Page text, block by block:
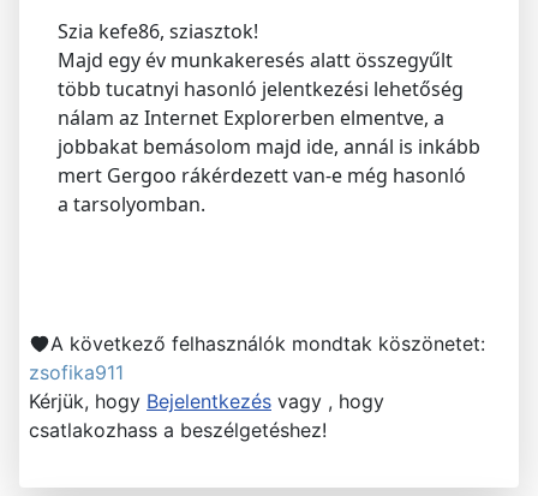
Szia kefe86, sziasztok!
Majd egy év munkakeresés alatt összegyűlt
több tucatnyi hasonló jelentkezési lehetőség
nálam az Internet Explorerben elmentve, a
jobbakat bemásolom majd ide, annál is inkább
mert Gergoo rákérdezett van-e még hasonló
a tarsolyomban.
A következő felhasználók mondtak köszönetet:
zsofika911
Kérjük, hogy Bejelentkezés vagy , hogy
csatlakozhass a beszélgetéshez!